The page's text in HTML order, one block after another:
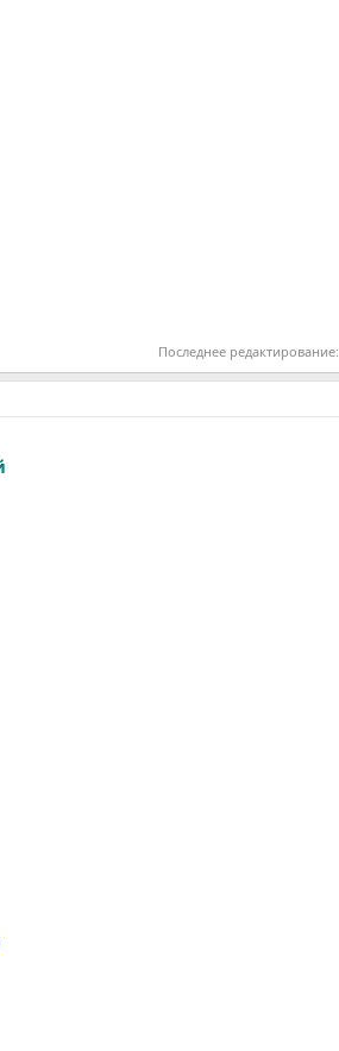
Последнее редактирование: